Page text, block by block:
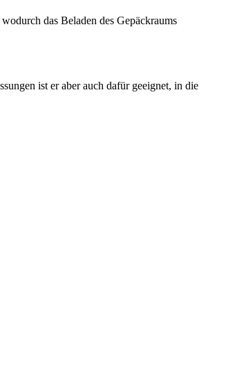
das Beladen des Gepäckraums
ist er aber auch dafür geeignet, in die